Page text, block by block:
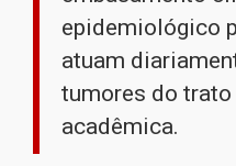
epidemiológico
atuam
tumores do trato
acadêmica.